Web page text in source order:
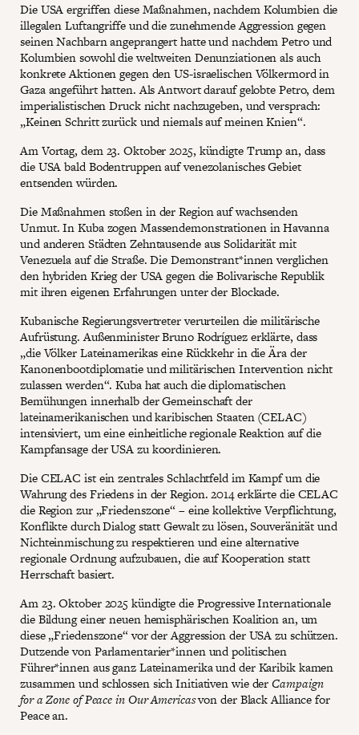
Die USA ergriffen diese Maßnahmen, nachdem Kolumbien die
illegalen Luftangriffe und die zunehmende Aggression gegen
seinen Nachbarn angeprangert hatte und nachdem Petro und
Kolumbien sowohl die weltweiten Denunziationen als auch
konkrete Aktionen gegen den US-israelischen Völkermord in
Gaza angeführt hatten. Als Antwort darauf gelobte Petro, dem
imperialistischen Druck nicht nachzugeben, und versprach:
„Keinen Schritt zurück und niemals auf meinen Knien“.
Am Vortag, dem 23. Oktober 2025, kündigte Trump an, dass
die USA bald Bodentruppen auf venezolanisches Gebiet
entsenden würden.
Die Maßnahmen stoßen in der Region auf wachsenden
Unmut. In Kuba zogen Massendemonstrationen in Havanna
und anderen Städten Zehntausende aus Solidarität mit
Venezuela auf die Straße. Die Demonstrant*innen verglichen
den hybriden Krieg der USA gegen die Bolivarische Republik
mit ihren eigenen Erfahrungen unter der Blockade.
Kubanische Regierungsvertreter verurteilen die militärische
Aufrüstung. Außenminister Bruno Rodríguez erklärte, dass
„die Völker Lateinamerikas eine Rückkehr in die Ära der
Kanonenbootdiplomatie und militärischen Intervention nicht
zulassen werden“. Kuba hat auch die diplomatischen
Bemühungen innerhalb der Gemeinschaft der
lateinamerikanischen und karibischen Staaten (CELAC)
intensiviert, um eine einheitliche regionale Reaktion auf die
Kampfansage der USA zu koordinieren.
Die CELAC ist ein zentrales Schlachtfeld im Kampf um die
Wahrung des Friedens in der Region. 2014 erklärte die CELAC
die Region zur „Friedenszone“ – eine kollektive Verpflichtung,
Konflikte durch Dialog statt Gewalt zu lösen, Souveränität und
Nichteinmischung zu respektieren und eine alternative
regionale Ordnung aufzubauen, die auf Kooperation statt
Herrschaft basiert.
Am 23. Oktober 2025 kündigte die Progressive Internationale
die Bildung einer neuen hemisphärischen Koalition an, um
diese „Friedenszone“ vor der Aggression der USA zu schützen.
Dutzende von Parlamentarier*innen und politischen
Führer*innen aus ganz Lateinamerika und der Karibik kamen
zusammen und schlossen sich Initiativen wie derCampaign
for a Zone of Peace in Our Americasvon der Black Alliance for
Peace an.